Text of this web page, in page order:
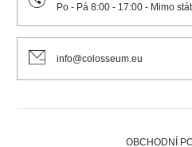
Po - Pá 8:00 - 17:00 - Mimo
info@colosseum.eu
OBCHODNÍ